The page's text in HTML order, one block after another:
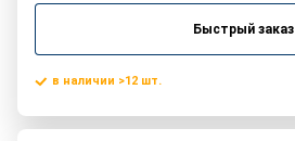
Быстрый заказ
в наличии >12 шт.